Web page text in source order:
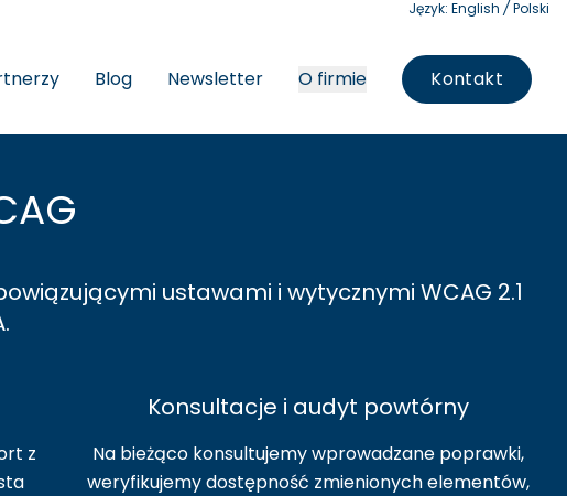
Język: English /Polski
Blog Newsletter O firmie Kontakt
ustawami i wytycznymi WCAG 2.1
z
Konsultacje i audyt powtórny
Na bieżąco konsultujemy wprowadzane poprawki,
weryfikujemy dostępność zmienionych elementów,